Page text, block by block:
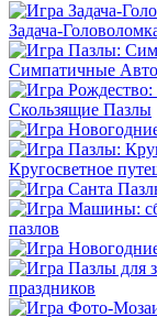
Задача-
Симпатичные
Скользящие Пазлы
Кругосветное
пазлов
праздников